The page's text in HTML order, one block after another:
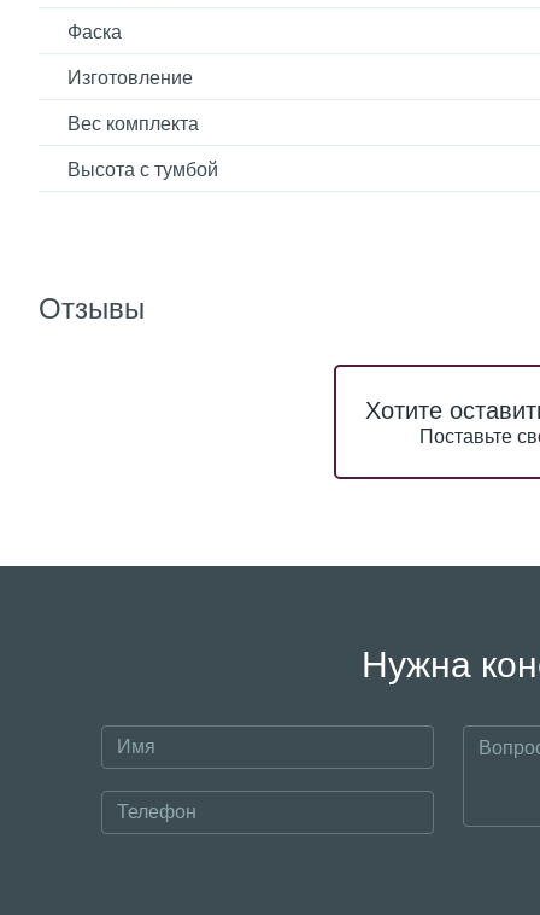
Фаска
Изготовление
Вес комплекта
Высота с тумбой
Отзывы
Хотите
Поставьте
Нужна